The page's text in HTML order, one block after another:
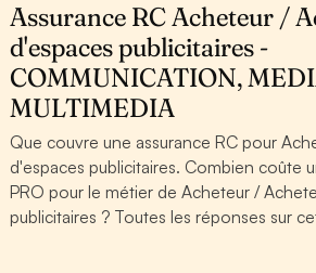
Assurance RC Acheteur /
d'espaces publicitaires -
COMMUNICATION,
MULTIMEDIA
Que couvre une assurance RC pour
d'espaces publicitaires. Combien coûte
PRO pour le métier de Acheteur /
publicitaires ? Toutes les réponses sur